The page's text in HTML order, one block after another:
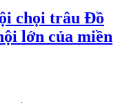
chọi trâu Đồ
lớn của miền